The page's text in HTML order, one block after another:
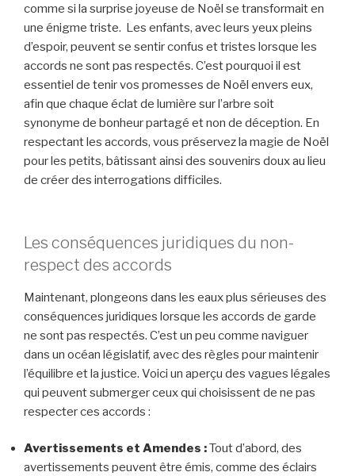
comme si la surprise joyeuse de Noël se transformait en
une énigme triste. Les enfants, avec leurs yeux pleins
d’espoir, peuvent se sentir confus et tristes lorsque les
accords ne sont pas respectés. C’est pourquoi il est
essentiel de tenir vos promesses de Noël envers eux,
afin que chaque éclat de lumière sur l’arbre soit
synonyme de bonheur partagé et non de déception. En
respectant les accords, vous préservez la magie de Noël
pour les petits, bâtissant ainsi des souvenirs doux au lieu
de créer des interrogations difficiles.
Les conséquences juridiques du non-
respect des accords
Maintenant, plongeons dans les eaux plus sérieuses des
conséquences juridiques lorsque les accords de garde
ne sont pas respectés. C’est un peu comme naviguer
dans un océan législatif, avec des règles pour maintenir
l’équilibre et la justice. Voici un aperçu des vagues légales
qui peuvent submerger ceux qui choisissent de ne pas
respecter ces accords :
Avertissements et Amendes :Tout d’abord, des
avertissements peuvent être émis, comme des éclairs